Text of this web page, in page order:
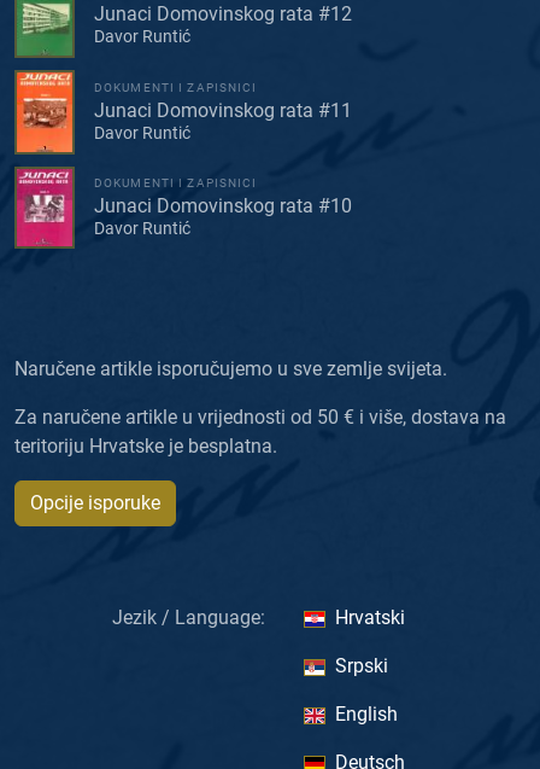
Junaci Domovinskog rata #12
Davor Runtić
DOKUMENTI I ZAPISNICI
Junaci Domovinskog rata #11
Davor Runtić
DOKUMENTI I ZAPISNICI
Junaci Domovinskog rata #10
Davor Runtić
Naručene artikle isporučujemo u sve zemlje svijeta.
Za naručene artikle u vrijednosti od 50 € i više, dostava na
teritoriju Hrvatske je besplatna.
Opcije isporuke
Jezik / Language: Hrvatski
Srpski
English
Deutsch